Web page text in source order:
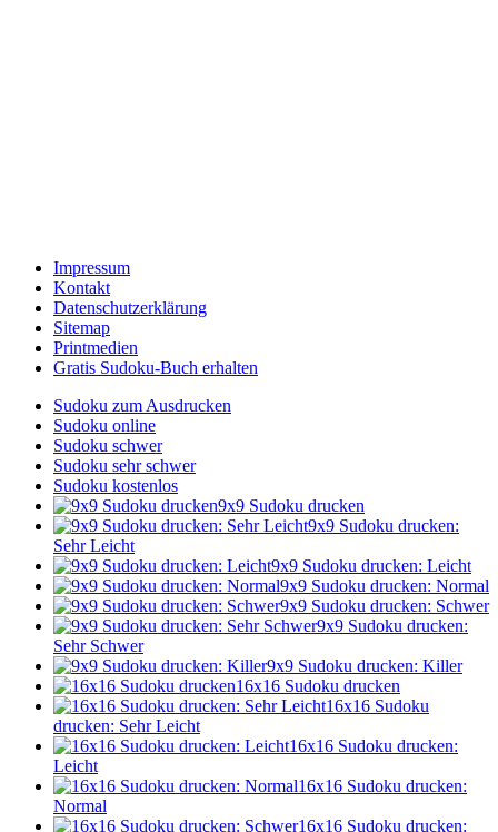
Impressum
Kontakt
Datenschutzerklärung
Sitemap
Printmedien
Gratis Sudoku-Buch erhalten
Sudoku zum Ausdrucken
Sudoku online
Sudoku schwer
Sudoku sehr schwer
Sudoku kostenlos
9x9 Sudoku drucken
9x9 Sudoku drucken:
Sehr Leicht
9x9 Sudoku drucken: Leicht
9x9 Sudoku drucken: Normal
9x9 Sudoku drucken: Schwer
9x9 Sudoku drucken:
Sehr Schwer
9x9 Sudoku drucken: Killer
16x16 Sudoku drucken
16x16 Sudoku
drucken: Sehr Leicht
16x16 Sudoku drucken:
Leicht
16x16 Sudoku drucken:
Normal
16x16 Sudoku drucken: